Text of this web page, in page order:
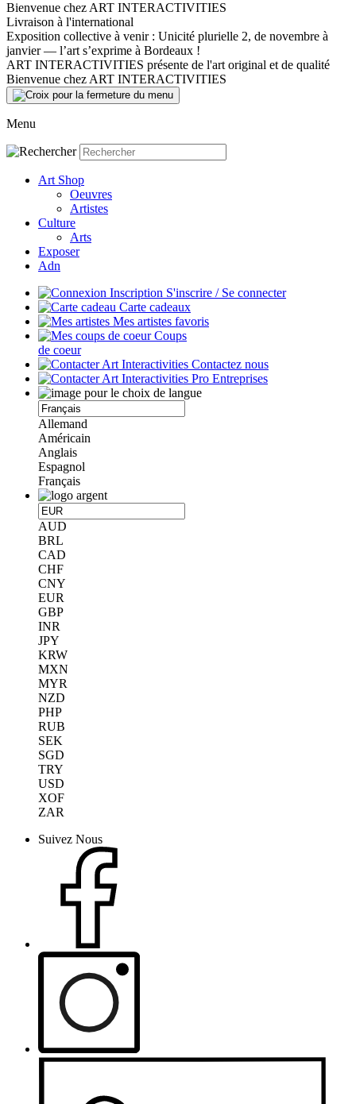
Bienvenue chez ART INTERACTIVITIES
Livraison à l'international
Exposition collective à venir : Unicité plurielle 2, de novembre à
janvier — l’art s’exprime à Bordeaux !
ART INTERACTIVITIES présente de l'art original et de qualité
Bienvenue chez ART INTERACTIVITIES
Menu
Art Shop
Oeuvres
Artistes
Culture
Arts
Exposer
Adn
S'inscrire / Se connecter
Carte cadeaux
Mes artistes favoris
Coups
de coeur
Contactez nous
Entreprises
Allemand
Américain
Anglais
Espagnol
Français
AUD
BRL
CAD
CHF
CNY
EUR
GBP
INR
JPY
KRW
MXN
MYR
NZD
PHP
RUB
SEK
SGD
TRY
USD
XOF
ZAR
Suivez Nous